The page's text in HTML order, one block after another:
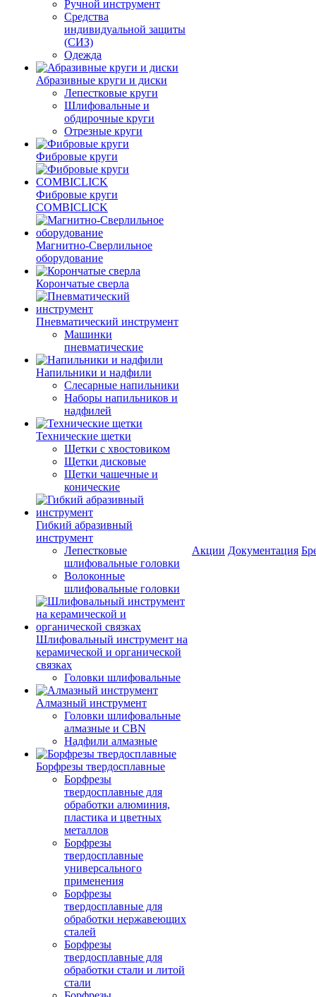
Ручной инструмент
Средства
индивидуальной защиты
(СИЗ)
Одежда
Абразивные круги и диски
Лепестковые круги
Шлифовальные и
обдирочные круги
Отрезные круги
Фибровые круги
Фибровые круги
COMBICLICK
Магнитно-Сверлильное
оборудование
Корончатые сверла
Пневматический инструмент
Машинки
пневматические
Напильники и надфили
Слесарные напильники
Наборы напильников и
надфилей
Технические щетки
Щетки с хвостовиком
Щетки дисковые
Щетки чашечные и
конические
Гибкий абразивный
инструмент
Лепестковые
шлифовальные головки
Волоконные
шлифовальные головки
Шлифовальный инструмент на
керамической и органической
связках
Головки шлифовальные
Алмазный инструмент
Головки шлифовальные
алмазные и CBN
Надфили алмазные
Борфрезы твердосплавные
Борфрезы
твердосплавные для
обработки алюминия,
пластика и цветных
металлов
Борфрезы
твердосплавные
универсального
применения
Борфрезы
твердосплавные для
обработки нержавеющих
сталей
Борфрезы
твердосплавные для
обработки стали и литой
стали
Акции Документация